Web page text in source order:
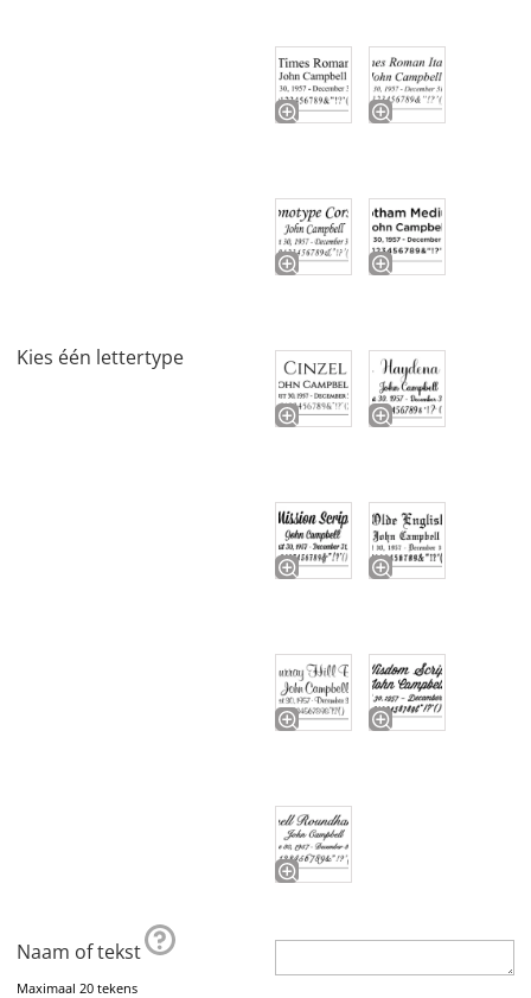
Kies één lettertype
Naam of tekst
Maximaal 20 tekens